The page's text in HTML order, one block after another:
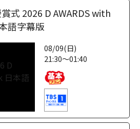
式 2026 D AWARDS with
語字幕版
08/09(日)
21:30～01:40